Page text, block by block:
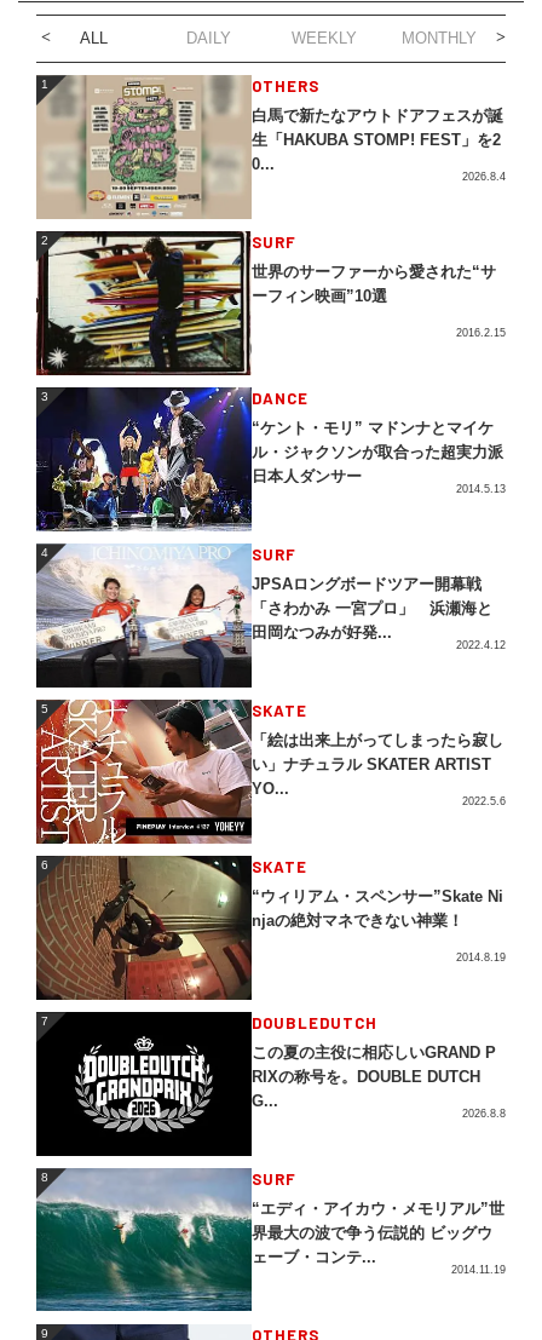
ALL DAILY WEEKLY MONTHLY
1 OTHERS
白馬で新たなアウトドアフェスが誕
生「HAKUBA STOMP! FEST」を2
0...
2026.8.4
2 SURF
世界のサーファーから愛された“サ
ーフィン映画”10選
2016.2.15
3 DANCE
“ケント・モリ” マドンナとマイケ
ル・ジャクソンが取合った超実力派
日本人ダンサー
2014.5.13
4 SURF
JPSAロングボードツアー開幕戦
「さわかみ 一宮プロ」 浜瀬海と
田岡なつみが好発...
2022.4.12
5 SKATE
「絵は出来上がってしまったら寂し
い」ナチュラル SKATER ARTIST
YO...
2022.5.6
6 SKATE
“ウィリアム・スペンサー”Skate Ni
njaの絶対マネできない神業！
2014.8.19
7 DOUBLEDUTCH
この夏の主役に相応しいGRAND P
RIXの称号を。DOUBLE DUTCH
G...
2026.8.8
8 SURF
“エディ・アイカウ・メモリアル”世
界最大の波で争う伝説的 ビッグウ
ェーブ・コンテ...
2014.11.19
9 OTHERS